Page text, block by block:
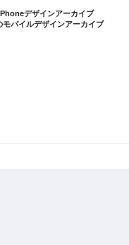
デザインアーカイブ
バイルデザインアーカイブ